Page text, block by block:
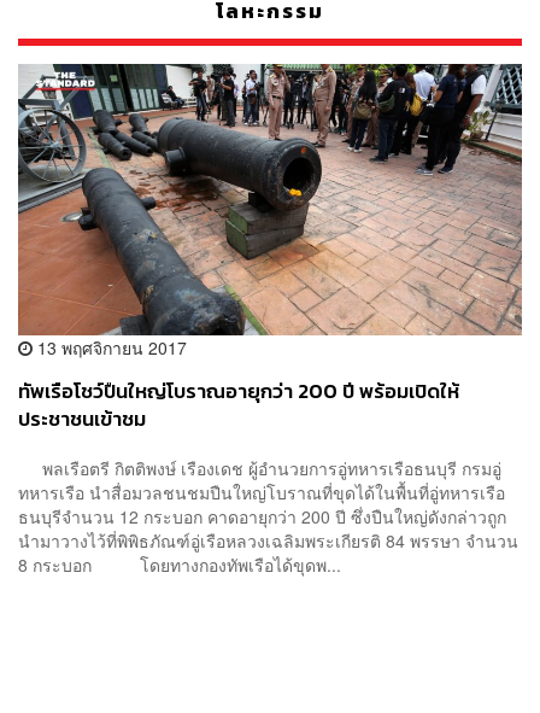
โลหะกรรม
13 พฤศจิกายน 2017
ทัพเรือโชว์ปืนใหญ่โบราณอายุกว่า 200 ปี พร้อมเปิดให้
ประชาชนเข้าชม
พลเรือตรี กิตติพงษ์ เรืองเดช ผู้อำนวยการอู่ทหารเรือธนบุรี กรมอู่
ทหารเรือ นำสื่อมวลชนชมปืนใหญ่โบราณที่ขุดได้ในพื้นที่อู่ทหารเรือ
ธนบุรีจำนวน 12 กระบอก คาดอายุกว่า 200 ปี ซึ่งปืนใหญ่ดังกล่าวถูก
นำมาวางไว้ที่พิพิธภัณฑ์อู่เรือหลวงเฉลิมพระเกียรติ 84 พรรษา จำนวน
8 กระบอก โดยทางกองทัพเรือได้ขุดพ...